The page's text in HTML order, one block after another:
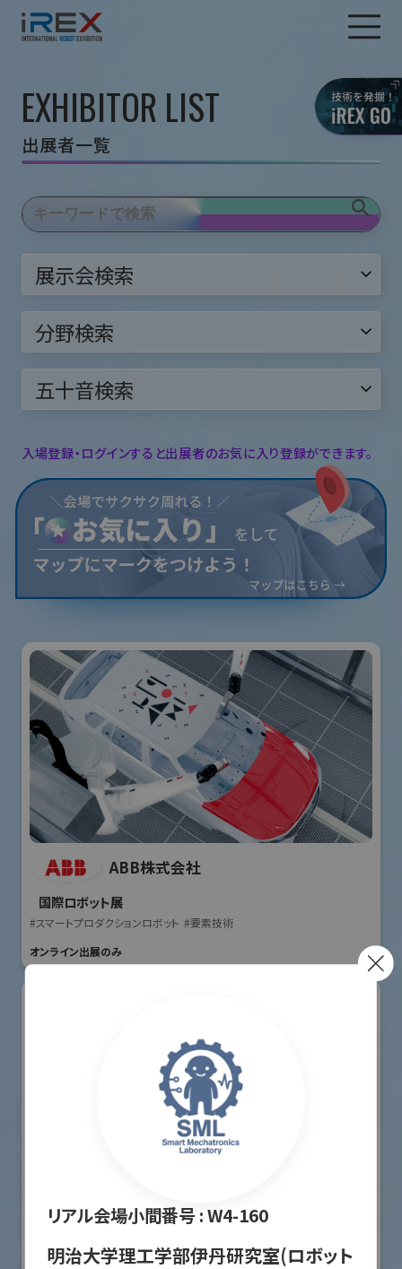
リアル会場小間番号 :W4-160
明治大学理工学部伊丹研究室(ロボット
EXHIBITOR LIST
出展者一覧
入場登録・ログインすると出展者のお気に入り登録ができます。
ABB株式会社
国際ロボット展
#スマートプロダクションロボット #要素技術
オンライン出展のみ
オリエンタルモーター株式会社